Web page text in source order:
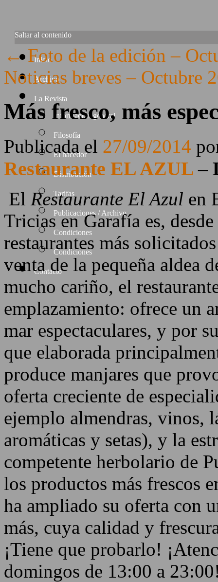
Saltar al contenido
Inicio
Archivo
La Revista
Información general
Filosofía
El hacedor
Distribución
Tarifas
Publicaciones / Archivo
Condiciones
Condiciones
Contacto
←Foto de la edición –
Noticias breves – Octubre
Más fresco, más
Publicada el 27/09/2014
Restaurante EL AZUL–
El Restaurante El Azul en
Tricias en Garafía es,
restaurantes más
venta de la pequeña aldea
mucho cariño, el
emplazamiento: ofrece un
mar espectaculares, y por
que elaborada
produce manjares que
oferta creciente de
ejemplo almendras, vinos,
aromáticas y setas), y la
competente herbolario de
los productos más frescos
ha ampliado su oferta con
más, cuya calidad y
¡Tiene que probarlo!
domingos de 13:00 a